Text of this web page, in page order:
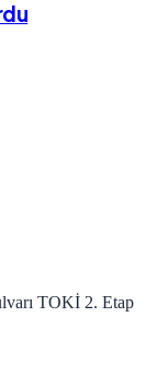
TOKİ 2. Etap